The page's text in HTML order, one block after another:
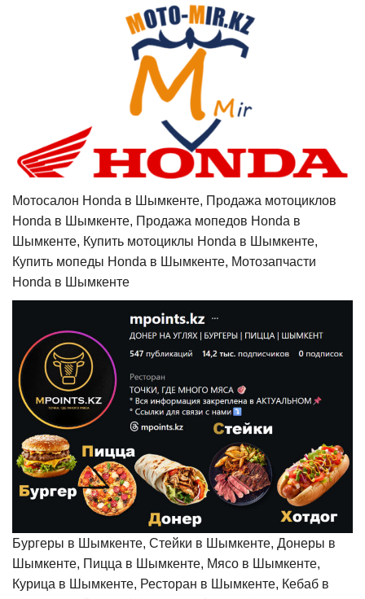
Мотосалон Honda в Шымкенте, Продажа мотоциклов
Honda в Шымкенте, Продажа мопедов Honda в
Шымкенте, Купить мотоциклы Honda в Шымкенте,
Купить мопеды Honda в Шымкенте, Мотозапчасти
Honda в Шымкенте
Бургеры в Шымкенте, Стейки в Шымкенте, Донеры в
Шымкенте, Пицца в Шымкенте, Мясо в Шымкенте,
Курица в Шымкенте, Ресторан в Шымкенте, Кебаб в